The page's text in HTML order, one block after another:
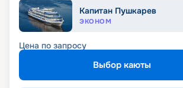
Капитан Пушкарев
ЭКОНОМ
Цена по запросу
Выбор каюты